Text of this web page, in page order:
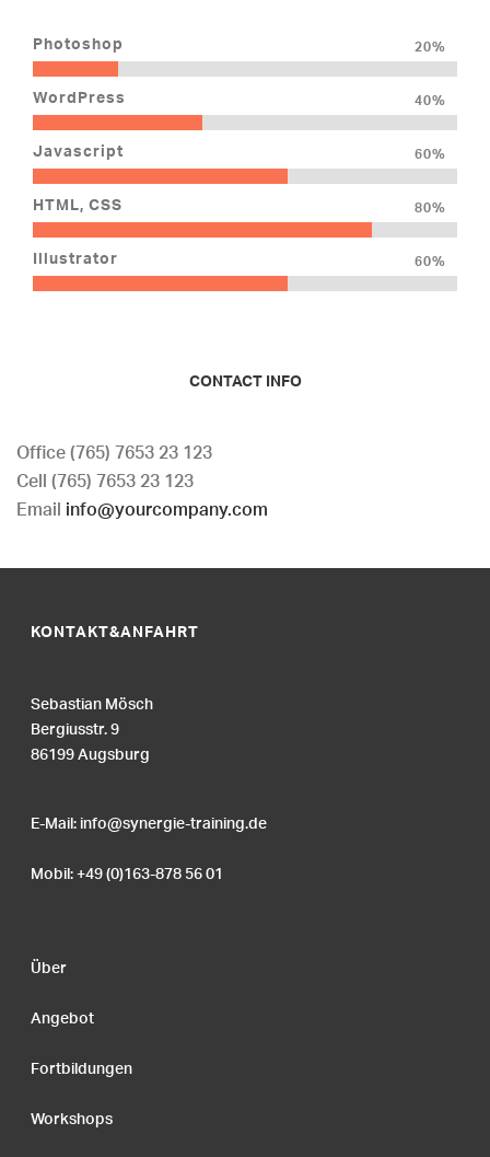
Photoshop
20%
WordPress 40%
Javascript 60%
HTML, CSS 80%
Illustrator 60%
CONTACT INFO
Office (765) 7653 23 123
Cell (765) 7653 23 123
Emailinfo@yourcompany.com
KONTAKT&ANFAHRT
Sebastian Mösch
Bergiusstr. 9
86199 Augsburg
E-Mail:info@synergie-training.de
Mobil: +49 (0)163-878 56 01
Über
Angebot
Fortbildungen
Workshops